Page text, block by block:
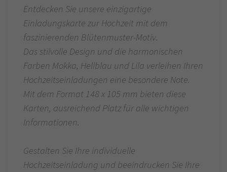
Entdecken Sie unsere einzigartige
Einladungskarte zur Hochzeit mit dem
faszinierenden Blütenmuster-Motiv.
Das stilvolle Design und die harmonischen
Farben Mokka, Hellblau und Lila verleihen Ihren
Hochzeitseinladungen eine besondere Note.
Mit dem Format 148 x 105 mm bieten diese
Karten, ausreichend Platz für alle wichtigen
Informationen.
Gestalten Sie Ihre individuelle
Hochzeitseinladung und beeindrucken Sie Ihre